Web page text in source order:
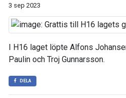
3 sep 2023
I H16 laget löpte Alfons
Paulin och Troj Gunnarsson.
DELA